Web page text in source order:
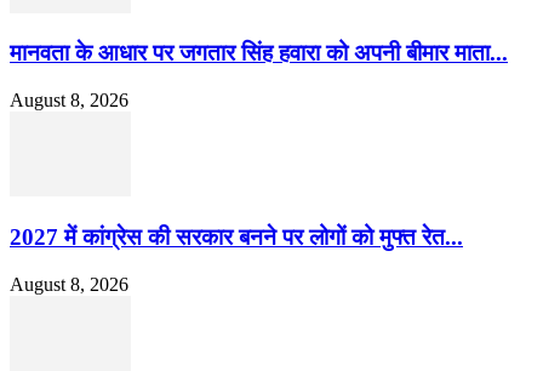
मानवता के आधार पर जगतार सिंह हवारा को अपनी बीमार माता...
August 8, 2026
2027 में कांग्रेस की सरकार बनने पर लोगों को मुफ्त रेत...
August 8, 2026